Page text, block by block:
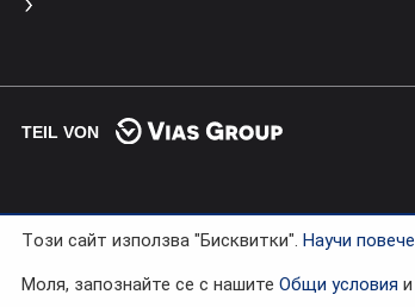
Tози сайт използва "Бисквитки". Научи повече
Моля, запознайте се с нашите Общи условия и
TEIL VON